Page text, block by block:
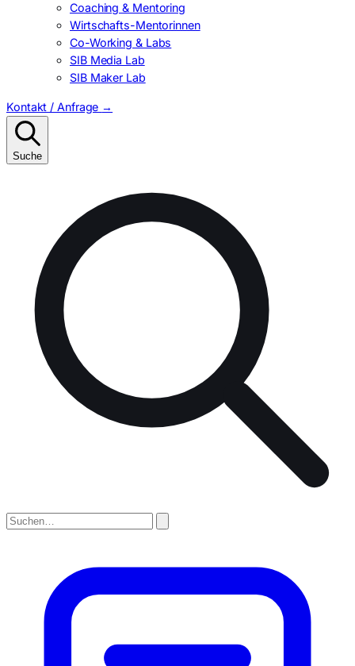
Coaching & Mentoring
Wirtschafts-Mentorinnen
Co-Working & Labs
SIB Media Lab
SIB Maker Lab
Kontakt / Anfrage →
Suche